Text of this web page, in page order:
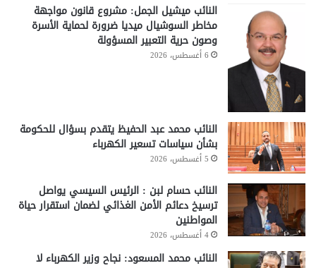
النائب ميشيل الجمل: مشروع قانون مواجهة
مخاطر السوشيال ميديا ضرورة لحماية الأسرة
وصون حرية التعبير المسؤولة
6 أغسطس، 2026
النائب محمد عبد الحفيظ يتقدم بسؤال للحكومة
بشأن سياسات تسعير الكهرباء
5 أغسطس، 2026
النائب حسام لبن : الرئيس السيسي يواصل
ترسيخ دعائم الأمن الغذائي لضمان استقرار حياة
المواطنين
4 أغسطس، 2026
النائب محمد المسعود: نجاح وزير الكهرباء لا